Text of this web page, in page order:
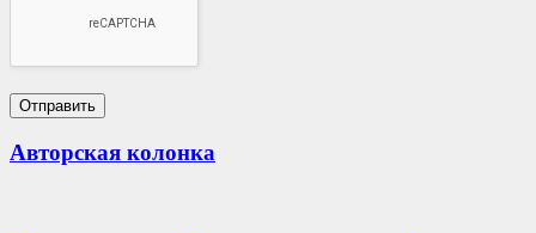
Авторская колонка